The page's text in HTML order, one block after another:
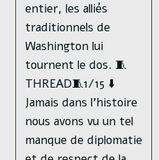
entier, les alliés
traditionnels de
Washington lui
tournent le dos. 🧵
THREAD🧵1/15 ⬇️
Jamais dans l'histoire
nous avons vu un tel
manque de diplomatie